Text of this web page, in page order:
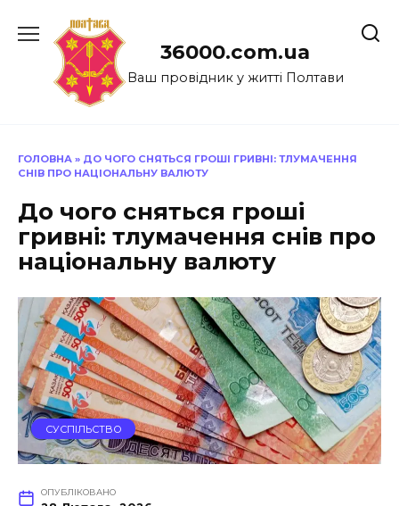
до
36000.com.ua
Ваш провідник у житті Полтави
ГОЛОВНА » ДО ЧОГО СНЯТЬСЯ ГРОШІ ГРИВНІ: ТЛУМАЧЕННЯ
СНІВ ПРО НАЦІОНАЛЬНУ ВАЛЮТУ
До чого сняться гроші
гривні: тлумачення снів про
національну валюту
СУСПІЛЬСТВО
ОПУБЛІКОВАНО